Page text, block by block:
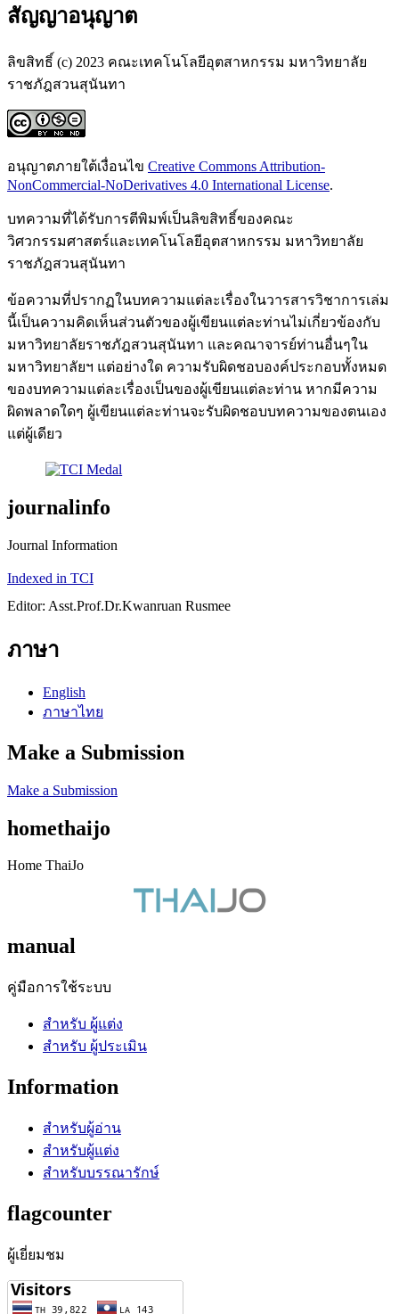
สัญญาอนุญาต
ลิขสิทธิ์ (c) 2023 คณะเทคโนโลยีอุตสาหกรรม มหาวิทยาลัย
ราชภัฎสวนสุนันทา
อนุญาตภายใต้เงื่อนไข Creative Commons Attribution-
NonCommercial-NoDerivatives 4.0 International License.
บทความที่ได้รับการตีพิมพ์เป็นลิขสิทธิ์ของคณะ
วิศวกรรมศาสตร์และเทคโนโลยีอุตสาหกรรม มหาวิทยาลัย
ราชภัฎสวนสุนันทา
ข้อความที่ปรากฏในบทความแต่ละเรื่องในวารสารวิชาการเล่ม
นี้เป็นความคิดเห็นส่วนตัวของผู้เขียนแต่ละท่านไม่เกี่ยวข้องกับ
มหาวิทยาลัยราชภัฎสวนสุนันทา และคณาจารย์ท่านอื่นๆใน
มหาวิทยาลัยฯ แต่อย่างใด ความรับผิดชอบองค์ประกอบทั้งหมด
ของบทความแต่ละเรื่องเป็นของผู้เขียนแต่ละท่าน หากมีความ
ผิดพลาดใดๆ ผู้เขียนแต่ละท่านจะรับผิดชอบบทความของตนเอง
แต่ผู้เดียว
journalinfo
Journal Information
Indexed in TCI
Editor: Asst.Prof.Dr.Kwanruan Rusmee
ภาษา
English
ภาษาไทย
Make a Submission
Make a Submission
homethaijo
Home ThaiJo
manual
คู่มือการใช้ระบบ
สำหรับ ผู้แต่ง
สำหรับ ผู้ประเมิน
Information
สำหรับผู้อ่าน
สำหรับผู้แต่ง
สำหรับบรรณารักษ์
flagcounter
ผู้เยี่ยมชม